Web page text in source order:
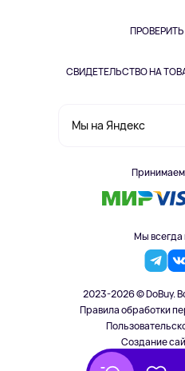
СВИДЕТЕЛЬСТВО НА
Мы на Яндекс
Принимаем
Мы всегда
2023-2026 © DoBuy.
Правила обработки
Создание